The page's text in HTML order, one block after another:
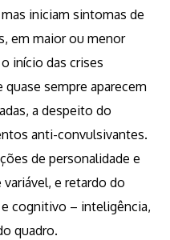
iniciam sintomas de
em maior ou menor
início das crises
sempre aparecem
a despeito do
anti-convulsivantes.
de personalidade e
e retardo do
cognitivo – inteligência,
quadro.